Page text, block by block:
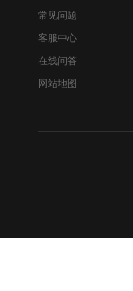
常见问题
客服中心
在线问答
网站地图